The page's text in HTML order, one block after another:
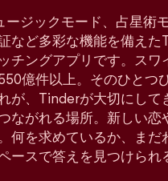
ージックモード、占星術
など多彩な機能を備えた
チングアプリです。スワ
億件以上。そのひとつ
が、Tinderが大切にして
ながれる場所。新しい恋
何を求めているか、まだ
ースで答えを見つけられ